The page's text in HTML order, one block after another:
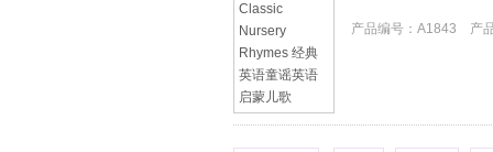
产品编号：A1843 产